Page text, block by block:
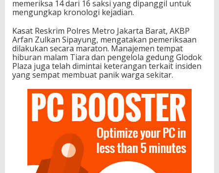
memeriksa 14 dari 16 saksi yang dipanggil untuk
mengungkap kronologi kejadian.
Kasat Reskrim Polres Metro Jakarta Barat, AKBP
Arfan Zulkan Sipayung, mengatakan pemeriksaan
dilakukan secara maraton. Manajemen tempat
hiburan malam Tiara dan pengelola gedung Glodok
Plaza juga telah dimintai keterangan terkait insiden
yang sempat membuat panik warga sekitar.